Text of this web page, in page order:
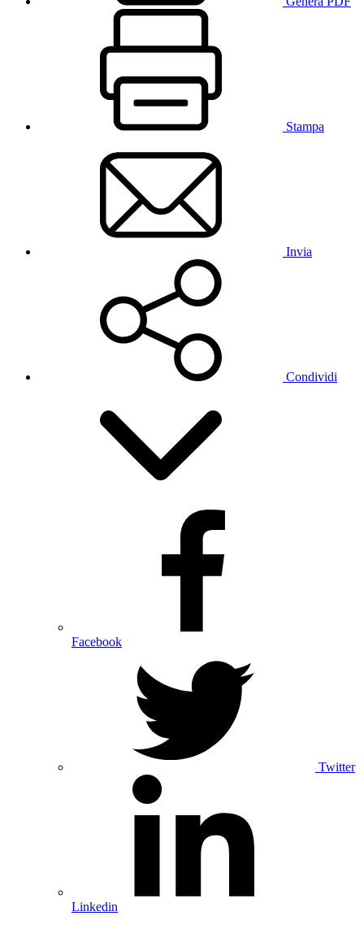
Stampa
Invia
Condividi
Facebook
Twitter
Linkedin